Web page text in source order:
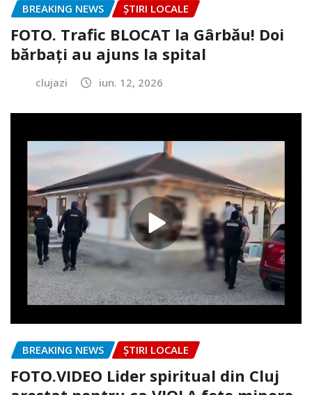
BREAKING NEWS ȘTIRI LOCALE
FOTO. Trafic BLOCAT la Gârbău! Doi
bărbați au ajuns la spital
clujazi iun. 12, 2026
BREAKING NEWS ȘTIRI LOCALE
FOTO.VIDEO Lider spiritual din Cluj